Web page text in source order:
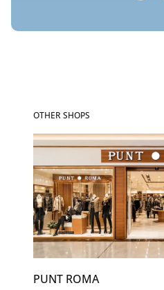
OTHER SHOPS
PUNT ROMA